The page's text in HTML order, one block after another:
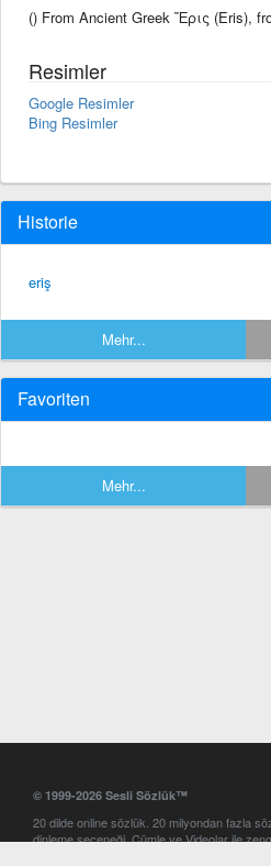
() From Ancient Greek Ἔρις (Eris),
Resimler
Google Resimler
Bing Resimler
Historie
eriş
Mehr...
Favoriten
Mehr...
© 1999-2026 Sesli Sözlük™
20 dilde online sözlük. 20 milyondan fazla
dinleme seçeneği. Cümle ve Videolar ile